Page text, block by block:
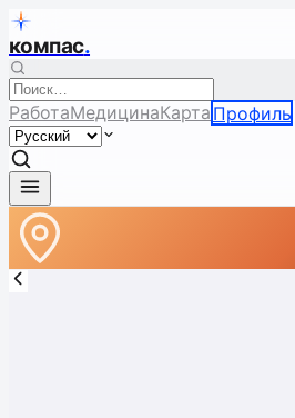
компас.
РаботаМедицинаКарта Профиль